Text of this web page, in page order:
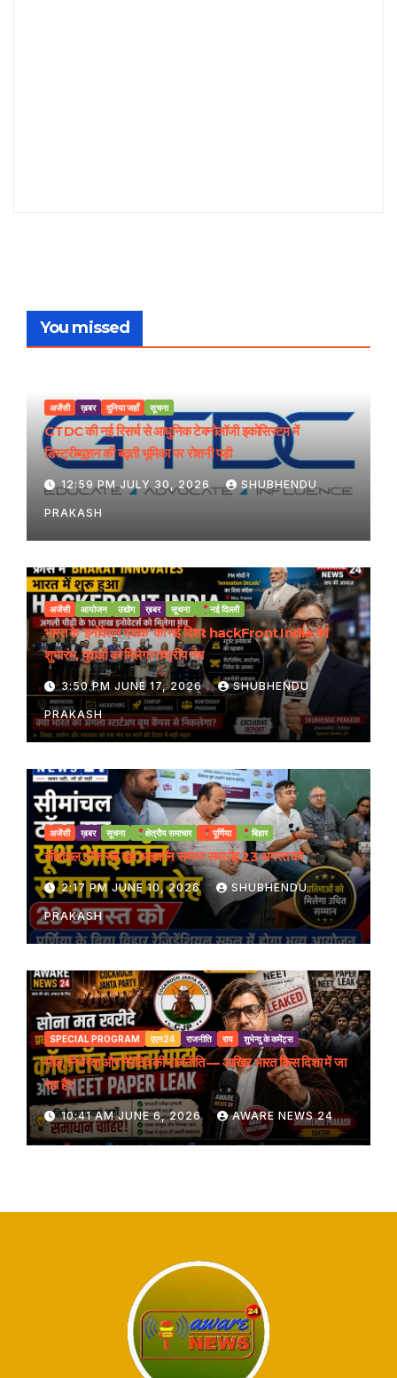
You missed
अजेंसी ख़बर दुनिया जहाँ सूचना
GTDC की नई रिसर्च से आधुनिक टेक्नोलॉजी इकोसिस्टम में
डिस्ट्रीब्यूशन की बढ़ती भूमिका पर रोशनी पड़ी
12:59 PM JULY 30, 2026 SHUBHENDU
PRAKASH
अजेंसी आयोजन उद्योग ख़बर सूचना नई दिल्ली
भारत के ‘इनोवेशन दशक’ को नई दिशा: hackFront India का
शुभारंभ, युवाओं को मिलेगा राष्ट्रीय मंच
3:50 PM JUNE 17, 2026 SHUBHENDU
PRAKASH
अजेंसी ख़बर सूचना क्षेत्रीय समाचार पूर्णिया बिहार
सीमांचल टॉक सह यूथ आइकॉन सम्मान समारोह 23 अगस्त को
2:17 PM JUNE 10, 2026 SHUBHENDU
PRAKASH
SPECIAL PROGRAM एएन24 राजनीति राय शुभेन्दु के कमेंट्स
भीड़, निर्भरता और नैरेटिव की राजनीति — आखिर भारत किस दिशा में जा
रहा है?
10:41 AM JUNE 6, 2026 AWARE NEWS 24